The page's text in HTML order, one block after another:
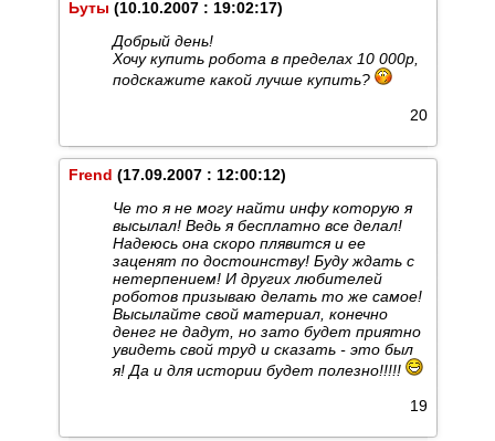
Ьуты (10.10.2007 : 19:02:17)
Добрый день!
Хочу купить робота в пределах 10 000р,
подскажите какой лучше купить?
20
Frend (17.09.2007 : 12:00:12)
Че то я не могу найти инфу которую я
высылал! Ведь я бесплатно все делал!
Надеюсь она скоро плявится и ее
заценят по достоинству! Буду ждать с
нетерпением! И других любителей
роботов призываю делать то же самое!
Высылайте свой материал, конечно
денег не дадут, но зато будет приятно
увидеть свой труд и сказать - это был
я! Да и для истории будет полезно!!!!!
19